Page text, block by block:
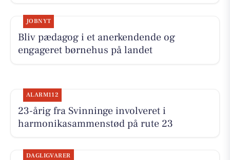
JOBNYT
Bliv pædagog i et anerkendende og
engageret børnehus på landet
ALARM112
23-årig fra Svinninge involveret i
harmonikasammenstød på rute 23
DAGLIGVARER